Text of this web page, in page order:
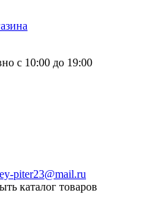
с 10:00 до 19:00
piter23@mail.ru
каталог товаров